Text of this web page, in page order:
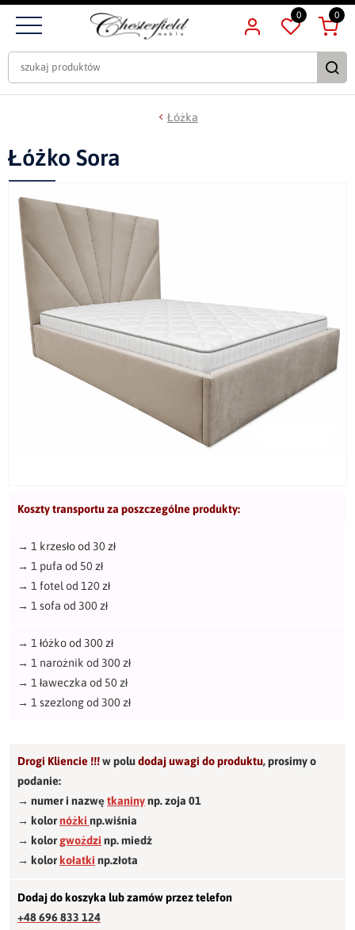
0 0
Łóżka
Łóżko Sora
Koszty transportu za poszczególne produkty:
→ 1 krzesło od 30 zł
→ 1 pufa od 50 zł
→ 1 fotel od 120 zł
→ 1 sofa od 300 zł
→ 1 łóżko od 300 zł
→ 1 narożnik od 300 zł
→ 1 ławeczka od 50 zł
→ 1 szezlong od 300 zł
Drogi Kliencie !!!w poludodaj uwagi do produktu,prosimy o
podanie:
→ numer i nazwętkaninynp. zoja 01
→ kolornóżki np.wiśnia
→ kolorgwożdzi np. miedź
→ kolorkołatki np.złota
Dodaj do koszyka lub zamów przez telefon
+48 696 833 124